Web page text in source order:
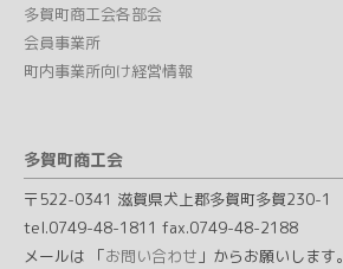
多賀町商工会各部会
会員事業所
町内事業所向け経営情報
多賀町商工会
〒522-0341 滋賀県犬上郡多賀町多賀230-1
tel.0749-48-1811 fax.0749-48-2188
メールは 「お問い合わせ 」からお願いします。